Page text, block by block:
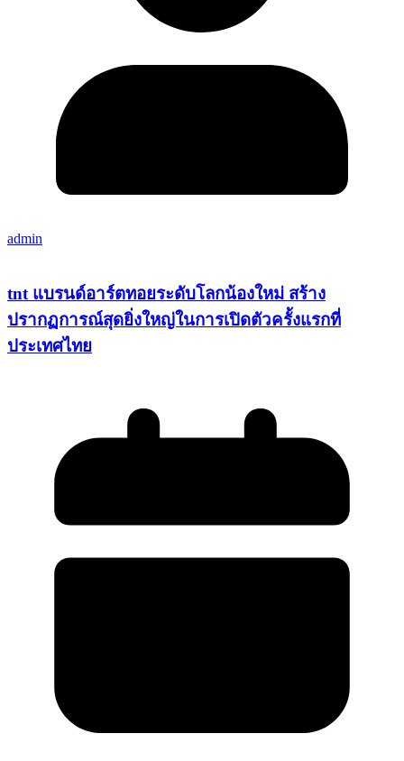
admin
tnt แบรนด์อาร์ตทอยระดับโลกน้องใหม่ สร้าง
ปรากฏการณ์สุดยิ่งใหญ่ในการเปิดตัวครั้งแรกที่
ประเทศไทย